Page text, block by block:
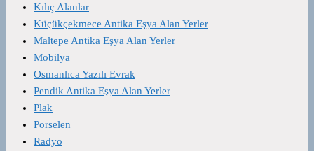
Kılıç Alanlar
Küçükçekmece Antika Eşya Alan Yerler
Maltepe Antika Eşya Alan Yerler
Mobilya
Osmanlıca Yazılı Evrak
Pendik Antika Eşya Alan Yerler
Plak
Porselen
Radyo